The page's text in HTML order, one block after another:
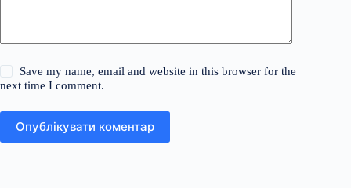
Save my name, email and website in this browser for the
next time I comment.
Опублікувати коментар